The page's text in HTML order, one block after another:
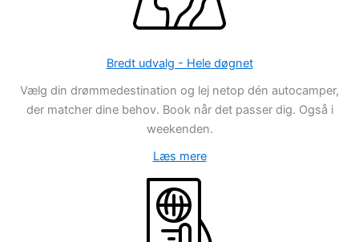
Bredt udvalg - Hele døgnet
Vælg din drømmedestination og lej netop dén autocamper,
der matcher dine behov. Book når det passer dig. Også i
weekenden.
Læs mere